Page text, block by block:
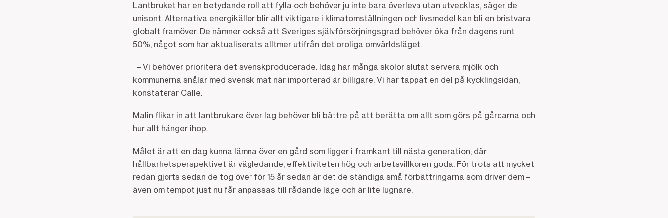
Lantbruket har en betydande roll att fylla och behöver ju inte bara överleva utan utvecklas, säger de
unisont. Alternativa energikällor blir allt viktigare i klimatomställningen och livsmedel kan bli en bristvara
globalt framöver. De nämner också att Sveriges självförsörjningsgrad behöver öka från dagens runt
50%, något som har aktualiserats alltmer utifrån det oroliga omvärldsläget.
– Vi behöver prioritera det svenskproducerade. Idag har många skolor slutat servera mjölk och
kommunerna snålar med svensk mat när importerad är billigare. Vi har tappat en del på kycklingsidan,
konstaterar Calle.
Malin flikar in att lantbrukare över lag behöver bli bättre på att berätta om allt som görs på gårdarna och
hur allt hänger ihop.
Målet är att en dag kunna lämna över en gård som ligger i framkant till nästa generation; där
hållbarhetsperspektivet är vägledande, effektiviteten hög och arbetsvillkoren goda. För trots att mycket
redan gjorts sedan de tog över för 15 år sedan är det de ständiga små förbättringarna som driver dem –
även om tempot just nu får anpassas till rådande läge och är lite lugnare.